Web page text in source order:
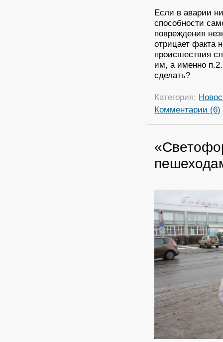
Если в аварии
способности
повреждения
отрицает факта
происшествия
им, а именно
сделать?
Категория:
Комментарии (6)